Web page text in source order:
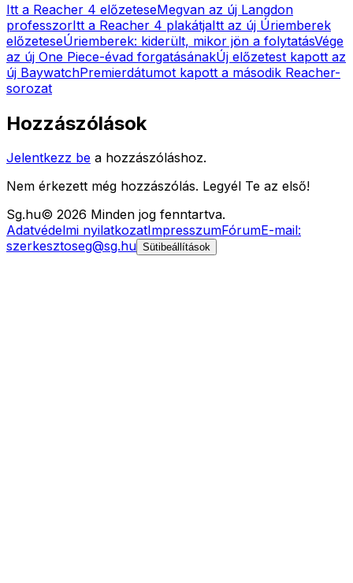
Itt a Reacher 4 előzeteseMegvan az új Langdon
professzorItt a Reacher 4 plakátjaItt az új Úriemberek
előzeteseÚriemberek: kiderült, mikor jön a folytatásVége
az új One Piece-évad forgatásánakÚj előzetest kapott az
új BaywatchPremierdátumot kapott a második Reacher-
sorozat
Hozzászólások
Jelentkezz be a hozzászóláshoz.
Nem érkezett még hozzászólás. Legyél Te az első!
Sg.hu© 2026 Minden jog fenntartva.
Adatvédelmi nyilatkozatImpresszumFórumE-mail:
szerkesztoseg@sg.hu Sütibeállítások